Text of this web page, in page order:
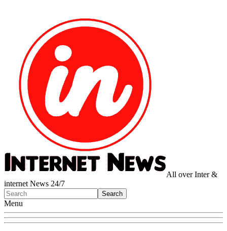
All over Inter &
internet News 24/7
Menu